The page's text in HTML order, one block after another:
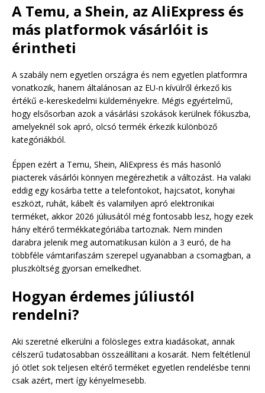
A Temu, a Shein, az AliExpress és
más platformok vásárlóit is
érintheti
A szabály nem egyetlen országra és nem egyetlen platformra
vonatkozik, hanem általánosan az EU-n kívülről érkező kis
értékű e-kereskedelmi küldeményekre. Mégis egyértelmű,
hogy elsősorban azok a vásárlási szokások kerülnek fókuszba,
amelyeknél sok apró, olcsó termék érkezik különböző
kategóriákból.
Éppen ezért a Temu, Shein, AliExpress és más hasonló
piacterek vásárlói könnyen megérezhetik a változást. Ha valaki
eddig egy kosárba tette a telefontokot, hajcsatot, konyhai
eszközt, ruhát, kábelt és valamilyen apró elektronikai
terméket, akkor 2026 júliusától még fontosabb lesz, hogy ezek
hány eltérő termékkategóriába tartoznak. Nem minden
darabra jelenik meg automatikusan külön a 3 euró, de ha
többféle vámtarifaszám szerepel ugyanabban a csomagban, a
pluszköltség gyorsan emelkedhet.
Hogyan érdemes júliustól
rendelni?
Aki szeretné elkerülni a fölösleges extra kiadásokat, annak
célszerű tudatosabban összeállítani a kosarát. Nem feltétlenül
jó ötlet sok teljesen eltérő terméket egyetlen rendelésbe tenni
csak azért, mert így kényelmesebb.